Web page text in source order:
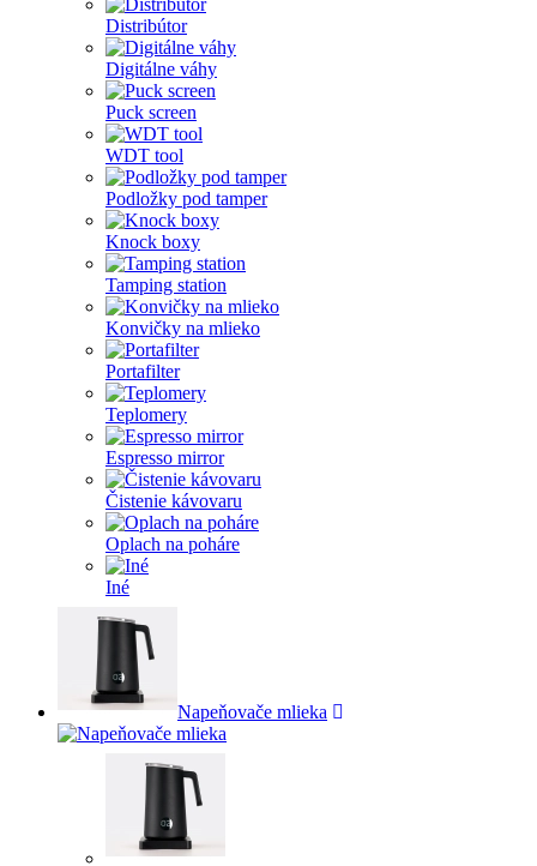
Distribútor
Digitálne váhy
Puck screen
WDT tool
Podložky pod tamper
Knock boxy
Tamping station
Konvičky na mlieko
Portafilter
Teplomery
Espresso mirror
Čistenie kávovaru
Oplach na poháre
Iné
Napeňovače mlieka